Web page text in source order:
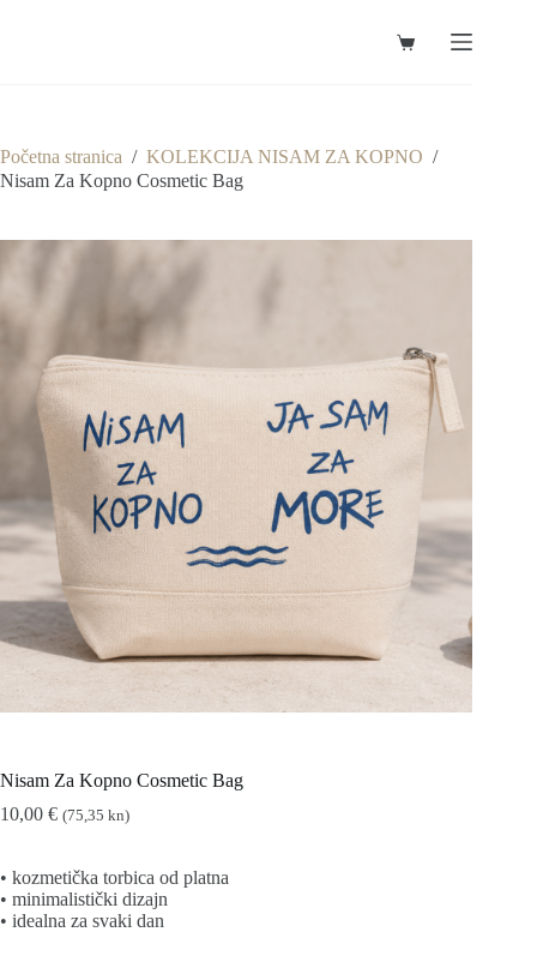
Košarica
Početna stranica / KOLEKCIJA NISAM ZA KOPNO /
Nisam Za Kopno Cosmetic Bag
Nisam Za Kopno Cosmetic Bag
10,00 € (75,35 kn)
• kozmetička torbica od platna
• minimalistički dizajn
• idealna za svaki dan